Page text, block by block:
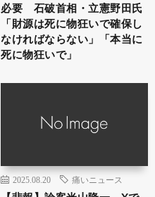
必要 石破首相・立憲野田氏
「財源は死に物狂いで確保し
なければならない」「本当に
死に物狂いで」
2025.08.20 痛いニュース